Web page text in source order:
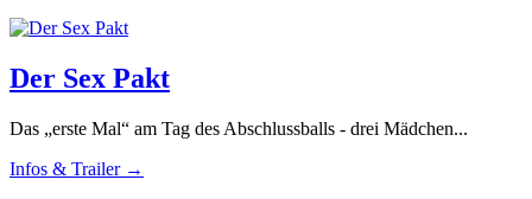
Der Sex Pakt
Das „erste Mal“ am Tag des Abschlussballs - drei Mädchen...
Infos & Trailer →